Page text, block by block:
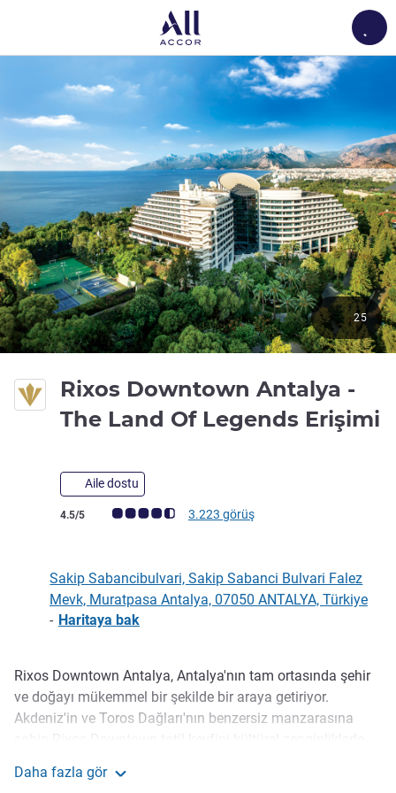
Rixos Downtown Antalya -
The Land Of Legends Erişimi
Aile dostu
Avis müşterileri puanı (ALL Puanlama)
4.5/5 3.223 görüş
25
Sakip Sabancibulvari, Sakip Sabanci Bulvari Falez
Mevk, Muratpasa Antalya, 07050 ANTALYA, Türkiye
- Haritaya bak
Açıklama
Rixos Downtown Antalya, Antalya'nın tam ortasında şehir
ve doğayı mükemmel bir şekilde bir araya getiriyor.
Akdeniz'in ve Toros Dağları'nın benzersiz manzarasına
kurulmasında Türkiye'nin rolünü gözler önüne seren
Daha fazla gör